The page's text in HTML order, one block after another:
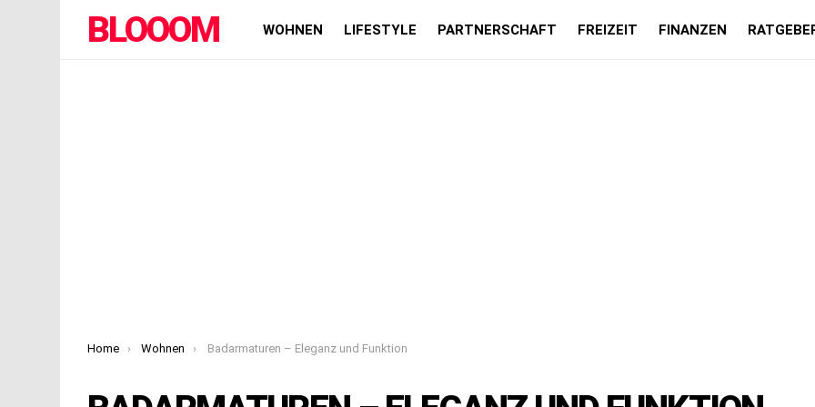
BLOOOM WOHNEN LIFESTYLE PARTNERSCHAFT FREIZEIT FINANZEN
You are here:
Home Wohnen Badarmaturen – Eleganz und Funktion